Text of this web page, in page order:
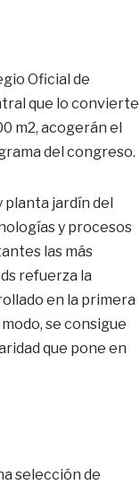
Oficial de
que lo convierte
m2, acogerán el
del congreso.
planta jardín del
y procesos
las más
refuerza la
en la primera
se consigue
que pone en
selección de